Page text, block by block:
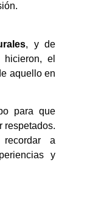
, y de
el
aquello en
para que
respetados.
recordar a
y